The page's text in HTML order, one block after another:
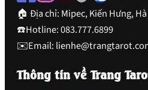
🏠 Địa chỉ: Mipec, Kiến Hưng,
☎️Hotline: 083.777.6899
✉️Email:
Thông tin về Trang